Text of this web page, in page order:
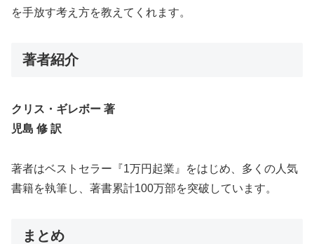
を手放す考え方を教えてくれます。
著者紹介
クリス・ギレボー 著
児島 修 訳
著者はベストセラー『1万円起業』をはじめ、多くの人気
書籍を執筆し、著書累計100万部を突破しています。
まとめ